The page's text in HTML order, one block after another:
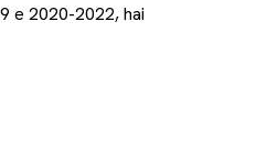
e 2020-2022, hai